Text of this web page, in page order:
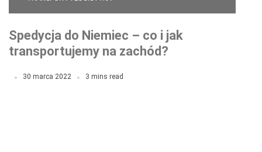
Spedycja do Niemiec – co i jak
transportujemy na zachód?
30 marca 2022 3 mins read